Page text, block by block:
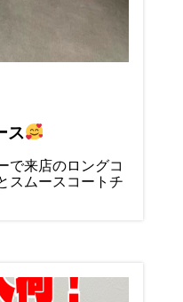
ス
で来店のロングコ
スムースコートチ